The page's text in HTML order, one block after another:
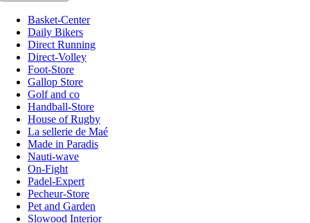
Basket-Center
Daily Bikers
Direct Running
Direct-Volley
Foot-Store
Gallop Store
Golf and co
Handball-Store
House of Rugby
La sellerie de Maé
Made in Paradis
Nauti-wave
On-Fight
Padel-Expert
Pecheur-Store
Pet and Garden
Slowood Interior